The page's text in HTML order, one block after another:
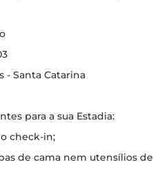
- Santa Catarina
para a sua Estadia:
check-in;
de cama nem utensílios